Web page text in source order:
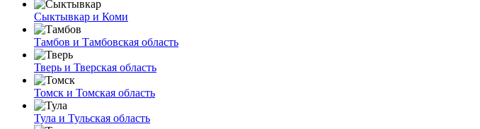
Сыктывкар и Коми
Тамбов и Тамбовская область
Тверь и Тверская область
Томск и Томская область
Тула и Тульская область